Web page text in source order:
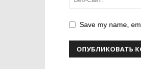
Save my name,